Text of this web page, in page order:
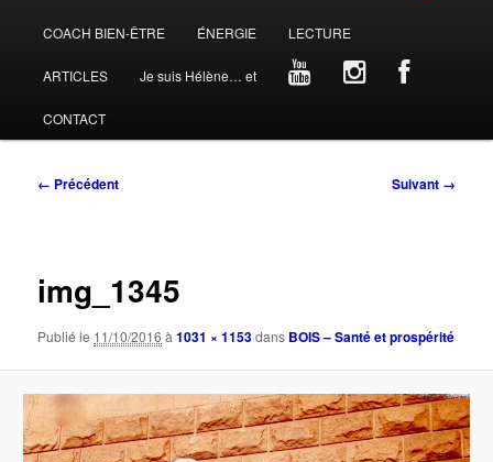
COACH BIEN-ÊTRE ÉNERGIE LECTURE
ARTICLES Je suis Hélène… et
CONTACT
Navigation
← Précédent Suivant →
img_1345
Publié le 11/10/2016 à1031 × 1153dans BOIS – Santé et prospérité